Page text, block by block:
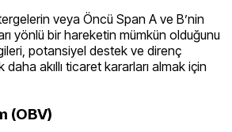
veya Öncü Span A ve B’nin
yönlü bir hareketin mümkün olduğunu
potansiyel destek ve direnç
akıllı ticaret kararları almak için
(OBV)